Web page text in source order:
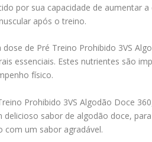
por sua capacidade de aumentar
após o treino.
dose de Pré Treino Prohibido 3VS
essenciais. Estes nutrientes são
físico.
Prohibido 3VS Algodão Doce
delicioso sabor de algodão doce,
com um sabor agradável.